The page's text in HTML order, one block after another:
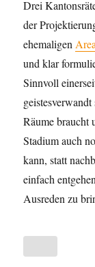
Drei
der
ehemaligen
und klar
Sinnvoll
Räume braucht
Stadium auch
kann, statt
einfach
Ausreden zu